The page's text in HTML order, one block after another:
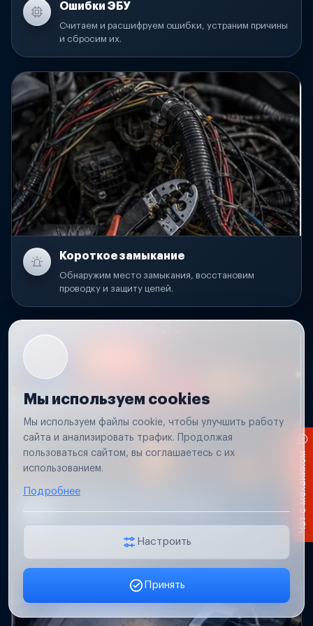
Ошибки ЭБУ
Считаем и расшифруем ошибки, устраним причины
и сбросим их.
Короткое замыкание
Обнаружим место замыкания, восстановим
проводку и защиту цепей.
Проверим проводку и разъемы, восстановим
освещение прицепа.
Мы используем cookies
Мы используем файлы cookie, чтобы улучшить работу
сайта и анализировать трафик. Продолжая
пользоваться сайтом, вы соглашаетесь с их
использованием.
Подробнее
Настроить
Принять
Заявка онлайн
Чат с механиком